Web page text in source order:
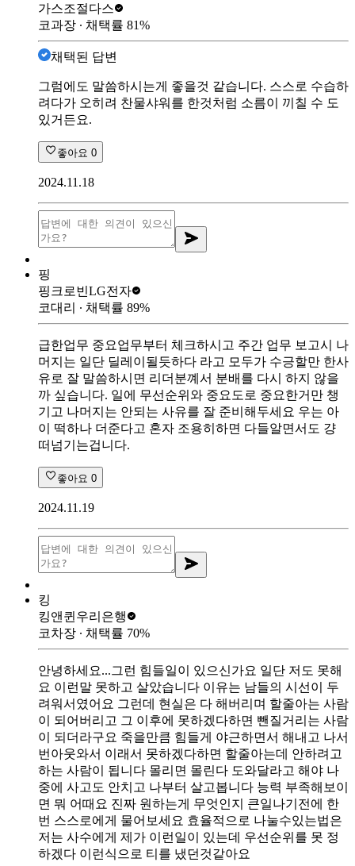
가스조절다스
코과장 ∙ 채택률 81%
채택된 답변
그럼에도 말씀하시는게 좋을것 같습니다. 스스로 수습하
려다가 오히려 찬물샤워를 한것처럼 소름이 끼칠 수 도
있거든요.
좋아요 0
2024.11.18
핑
핑크로빈LG전자
코대리 ∙ 채택률 89%
급한업무 중요업무부터 체크하시고 주간 업무 보고시 나
머지는 일단 딜레이될듯하다 라고 모두가 수긍할만 한사
유로 잘 말씀하시면 리더분꼐서 분배를 다시 하지 않을
까 싶습니다. 일에 무선순위와 중요도로 중요한거만 챙
기고 나머지는 안되는 사유를 잘 준비해두세요 우는 아
이 떡하나 더준다고 혼자 조용히하면 다들알면서도 걍
떠넘기는겁니다.
좋아요 0
2024.11.19
킹
킹앤퀸 우리은행
코차장 ∙ 채택률 70%
안녕하세요...그런 힘들일이 있으신가요 일단 저도 못해
요 이런말 못하고 살았습니다 이유는 남들의 시선이 두
려워서였어요 그런데 현실은 다 해버리며 할줄아는 사람
이 되어버리고 그 이후에 못하겠다하면 뺀질거리는 사람
이 되더라구요 죽을만큼 힘들게 야근하면서 해내고 나서
번아웃와서 이래서 못하겠다하면 할줄아는데 안하려고
하는 사람이 됩니다 몰리면 몰린다 도와달라고 해야 나
중에 사고도 안치고 나부터 살고봅니다 능력 부족해보이
면 뭐 어때요 진짜 원하는게 무엇인지 큰일나기전에 한
번 스스로에게 물어보세요 효율적으로 나눌수있는법은
저는 사수에게 제가 이런일이 있는데 우선순위를 못 정
하겠다 이런식으로 티를 냈던것같아요